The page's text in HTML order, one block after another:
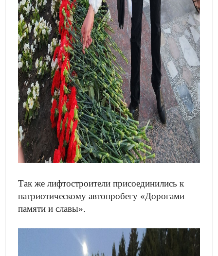
Так же лифтостроители присоединились к
патриотическому автопробегу «Дорогами
памяти и славы».